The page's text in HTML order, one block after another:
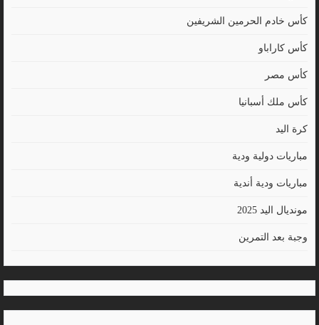
كأس خادم الحرمين الشريفين
كأس كاراباو
كأس مصر
كأس ملك أسبانيا
كرة اليد
مباريات دولية ودية
مباريات ودية أندية
مونديال اليد 2025
وجبة بعد التمرين